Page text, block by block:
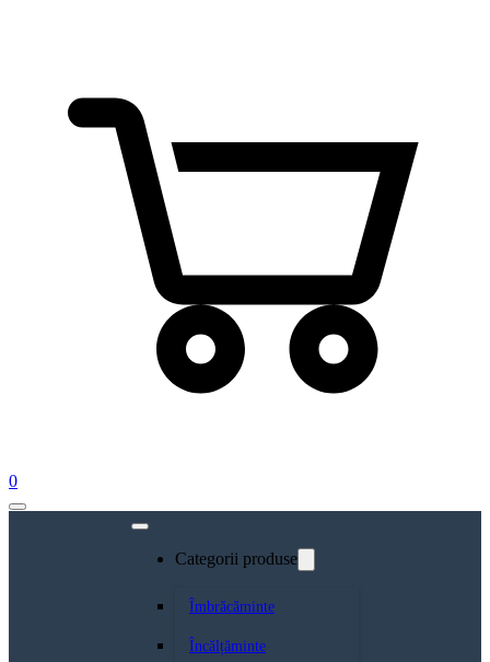
0
Categorii produse
Îmbrăcăminte
Încălțăminte